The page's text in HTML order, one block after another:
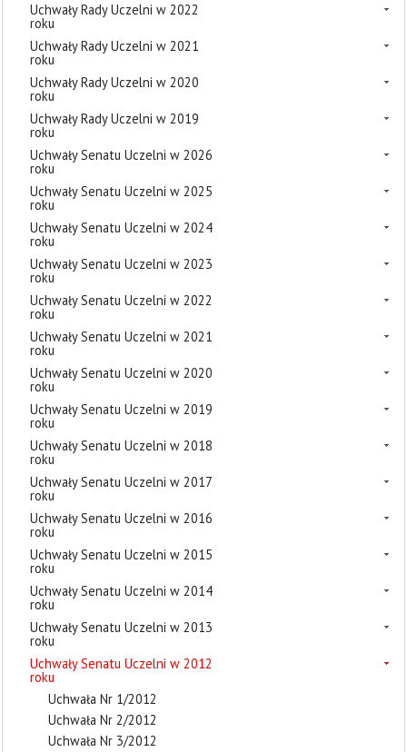
Uchwały Rady Uczelni w 2022
roku
Uchwały Rady Uczelni w 2021
roku
Uchwały Rady Uczelni w 2020
roku
Uchwały Rady Uczelni w 2019
roku
Uchwały Senatu Uczelni w 2026
roku
Uchwały Senatu Uczelni w 2025
roku
Uchwały Senatu Uczelni w 2024
roku
Uchwały Senatu Uczelni w 2023
roku
Uchwały Senatu Uczelni w 2022
roku
Uchwały Senatu Uczelni w 2021
roku
Uchwały Senatu Uczelni w 2020
roku
Uchwały Senatu Uczelni w 2019
roku
Uchwały Senatu Uczelni w 2018
roku
Uchwały Senatu Uczelni w 2017
roku
Uchwały Senatu Uczelni w 2016
roku
Uchwały Senatu Uczelni w 2015
roku
Uchwały Senatu Uczelni w 2014
roku
Uchwały Senatu Uczelni w 2013
roku
Uchwały Senatu Uczelni w 2012
roku
Uchwała Nr 1/2012
Uchwała Nr 2/2012
Uchwała Nr 3/2012